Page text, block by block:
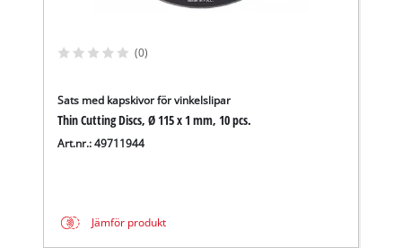
(0)
Sats med kapskivor för vinkelslipar
Thin Cutting Discs, Ø 115 x 1 mm, 10 pcs.
Art.nr.: 49711944
Jämför produkt